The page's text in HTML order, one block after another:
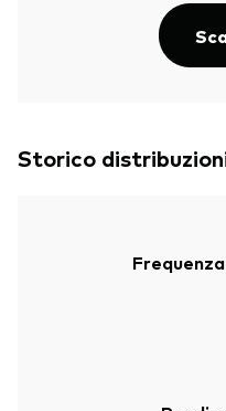
Storico